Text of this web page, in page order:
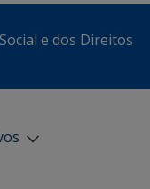
e dos Direitos